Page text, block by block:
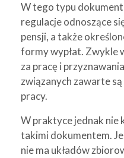
W tego typu
regulacje odnoszące
pensji, a także
formy wypłat. Zwykle
za pracę i
związanych zawarte
pracy.
W praktyce jednak nie
takimi dokumentem.
nie ma układów